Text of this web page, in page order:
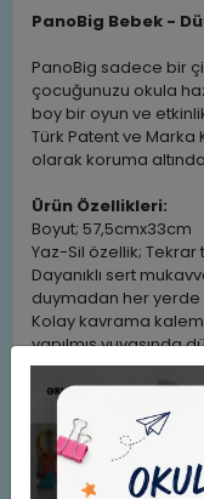
PanoBig Bebek -
PanoBig sadece bir
çocuğunuzu okula
boy bir oyun ve
Türk Patent ve Marka
olarak koruma
Ürün Özellikleri:
Boyut; 57,5cmx33cm
Yaz-Sil özellik; Tekrar
Dayanıklı sert
duymadan her yerde
Kolay kavrama
yapılmış yuvasında
İleri-geri çevirmeye
sayfalar (1-2-3) ve
kolayca çevrilir.
Defter alıştırma
satırlarla yazmaya
Özgür çalışma